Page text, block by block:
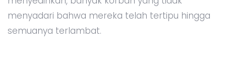
menyadari bahwa mereka telah tertipu hingga
semuanya terlambat.